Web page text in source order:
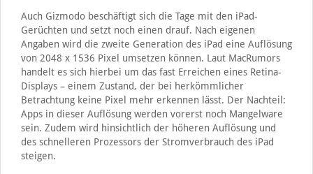
Auch Gizmodo beschäftigt sich die Tage mit den iPad-
Gerüchten und setzt noch einen drauf. Nach eigenen
Angaben wird die zweite Generation des iPad eine Auflösung
von 2048 x 1536 Pixel umsetzen können. Laut MacRumors
handelt es sich hierbei um das fast Erreichen eines Retina-
Displays – einem Zustand, der bei herkömmlicher
Betrachtung keine Pixel mehr erkennen lässt. Der Nachteil:
Apps in dieser Auflösung werden vorerst noch Mangelware
sein. Zudem wird hinsichtlich der höheren Auflösung und
des schnelleren Prozessors der Stromverbrauch des iPad
steigen.